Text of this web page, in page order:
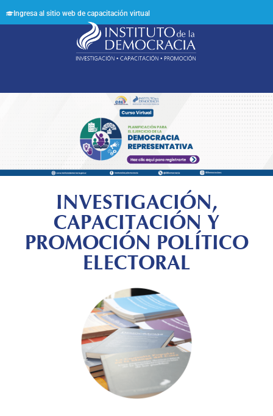
Ingresa al sitio web de capacitación virtual
INVESTIGACIÓN,
CAPACITACIÓN Y
PROMOCIÓN POLÍTICO
ELECTORAL